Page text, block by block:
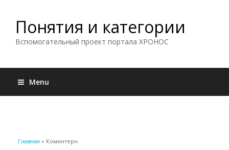
Понятия и категории
Вспомогательный проект портала ХРОНОС
Menu
Вы здесь
Главная » Коминтерн